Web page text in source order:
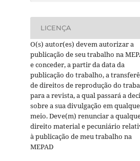
LICENÇA
O(s) autor(es) devem autorizar a
publicação de seu trabalho na
e conceder, a partir da data da
publicação do trabalho, a
de direitos de reprodução do
para a revista, a qual passará a
sobre a sua divulgação em
meio. Deve(m) renunciar a
direito material e pecuniário
à publicação de meu trabalho na
MEPAD